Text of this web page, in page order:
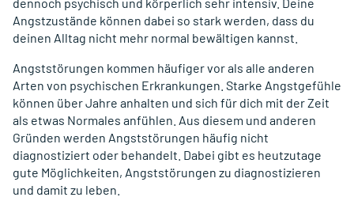
dennoch psychisch und körperlich sehr intensiv. Deine
Angstzustände können dabei so stark werden, dass du
deinen Alltag nicht mehr normal bewältigen kannst.
Angststörungen kommen häufiger vor als alle anderen
Arten von psychischen Erkrankungen. Starke Angstgefühle
können über Jahre anhalten und sich für dich mit der Zeit
als etwas Normales anfühlen. Aus diesem und anderen
Gründen werden Angststörungen häufig nicht
diagnostiziert oder behandelt. Dabei gibt es heutzutage
gute Möglichkeiten, Angststörungen zu diagnostizieren
und damit zu leben.